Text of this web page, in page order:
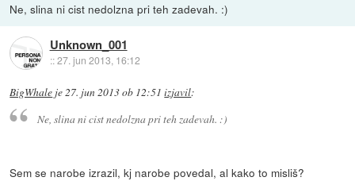
Ne, slina ni cist nedolzna pri teh zadevah. :)
Unknown_001
::27. jun 2013, 16:12
BigWhale je27. jun 2013 ob 12:51 izjavil:
Ne, slina ni cist nedolzna pri teh zadevah. :)
Sem se narobe izrazil, kj narobe povedal, al kako to misliš?